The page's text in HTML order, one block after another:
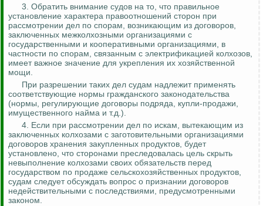
3. Обратить внимание судов на то, что правильное
установление характера правоотношений сторон при
рассмотрении дел по спорам, возникающим из договоров,
заключенных межколхозными организациями с
государственными и кооперативными организациями, в
частности по спорам, связанным с электрификацией колхозов,
имеет важное значение для укрепления их хозяйственной
мощи.
При разрешении таких дел судам надлежит применять
соответствующие нормы гражданского законодательства
(нормы, регулирующие договоры подряда, купли-продажи,
имущественного найма и т.д.).
4. Если при рассмотрении дел по искам, вытекающим из
заключенных колхозами с заготовительными организациями
договоров хранения закупленных продуктов, будет
установлено, что сторонами преследовалась цель скрыть
невыполнение колхозами своих обязательств перед
государством по продаже сельскохозяйственных продуктов,
судам следует обсуждать вопрос о признании договоров
недействительными с последствиями, предусмотренными
законом.